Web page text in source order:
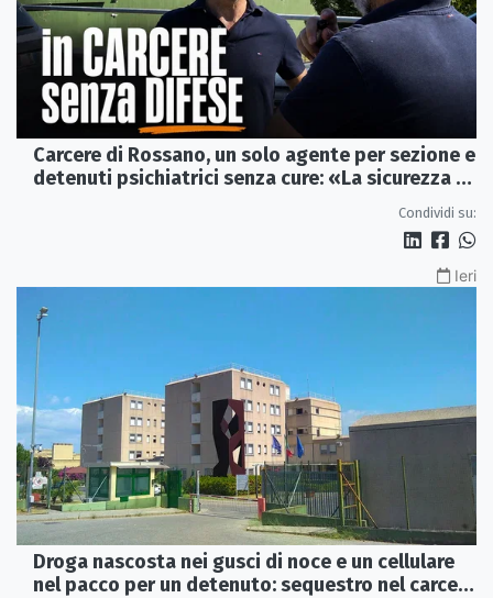
Carcere di Rossano, un solo agente per sezione e
detenuti psichiatrici senza cure: «La sicurezza è
Condividi su:
Ieri
Droga nascosta nei gusci di noce e un cellulare
nel pacco per un detenuto: sequestro nel carcere